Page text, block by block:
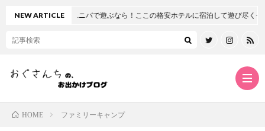
NEW ARTICLE
・大阪府】ユニバで遊ぶなら！ここの格安ホテルに宿泊して遊び尽くせ！【オリ
HOME ファミリーキャンプ